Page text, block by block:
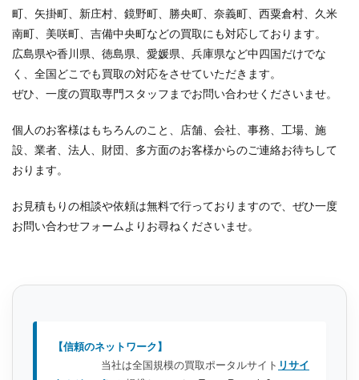
町、矢掛町、新庄村、鏡野町、勝央町、奈義町、西粟倉村、久米
南町、美咲町、吉備中央町などの買取にも対応しております。
広島県や香川県、徳島県、愛媛県、兵庫県など中四国だけでな
く、全国どこでも買取の対応をさせていただきます。
ぜひ、一度の買取専門スタッフまでお問い合わせくださいませ。
個人のお客様はもちろんのこと、店舗、会社、事務、工場、施
設、業者、法人、財団、多方面のお客様からのご連絡お待ちして
おります。
お見積もりの相談や依頼は無料で行っておりますので、ぜひ一度
お問い合わせフォームよりお尋ねくださいませ。
【信頼のネットワーク】
当社は全国規模の買取ポータルサイト リサイ